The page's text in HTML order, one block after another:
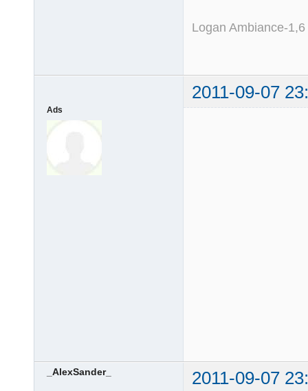
Logan Ambiance-
2011-09-07
Ads
_AlexSander_
2011-09-07